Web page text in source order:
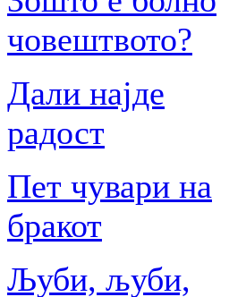
човештвото?
Дали најде
радост
Пет чувари на
бракот
Љуби, љуби,